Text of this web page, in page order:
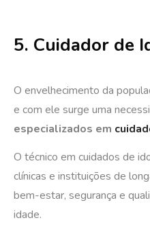
5. Cuidador de
O envelhecimento da
e com ele surge uma
especializados em
O técnico em cuidados de
clínicas e instituições de
bem-estar, segurança e
idade.